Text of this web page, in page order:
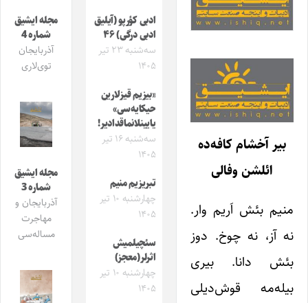
بیر آخشام کافه‌ده
ائلشن وفالی
منیم بئش اَریم وار.
نه آز، نه چوخ. دوز
بئش دانا. بیری
بیله‌مه قوش‌دیلی
ادبی کؤرپو (آیلیق
ادبی درگی) ۴۶
سه‌شنبه ۲۳ تیر
۱۴۰۵
«بیزیم قیزلارین
حیکایه‌سی»
یایینلانماقدادیر!
سه‌شنبه ۱۶ تیر
۱۴۰۵
تبریزیم منیم
چهارشنبه ۱۰ تیر
۱۴۰۵
سئچیلمیش
اثرلر(معجز)
چهارشنبه ۱۰ تیر
۱۴۰۵
مجله ایشیق
شماره 4
آذربایجان
توی‌لاری
مجله ایشیق
شماره 3
آذربایجان و
مهاجرت
مساله‌سی